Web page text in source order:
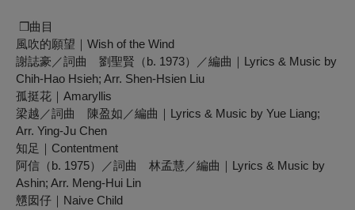
❒曲目
風吹的願望｜Wish of the Wind
謝誌豪／詞曲 劉聖賢（b. 1973）／編曲｜Lyrics & Music by
Chih-Hao Hsieh; Arr. Shen-Hsien Liu
孤挺花｜Amaryllis
梁越／詞曲 陳盈如／編曲｜Lyrics & Music by Yue Liang;
Arr. Ying-Ju Chen
知足｜Contentment
阿信（b. 1975）／詞曲 林孟慧／編曲｜Lyrics & Music by
Ashin; Arr. Meng-Hui Lin
戇囡仔｜Naive Child